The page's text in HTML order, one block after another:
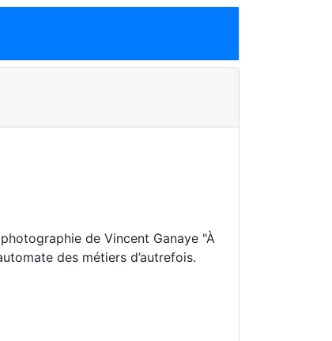
de Vincent Ganaye "À
des métiers d’autrefois.